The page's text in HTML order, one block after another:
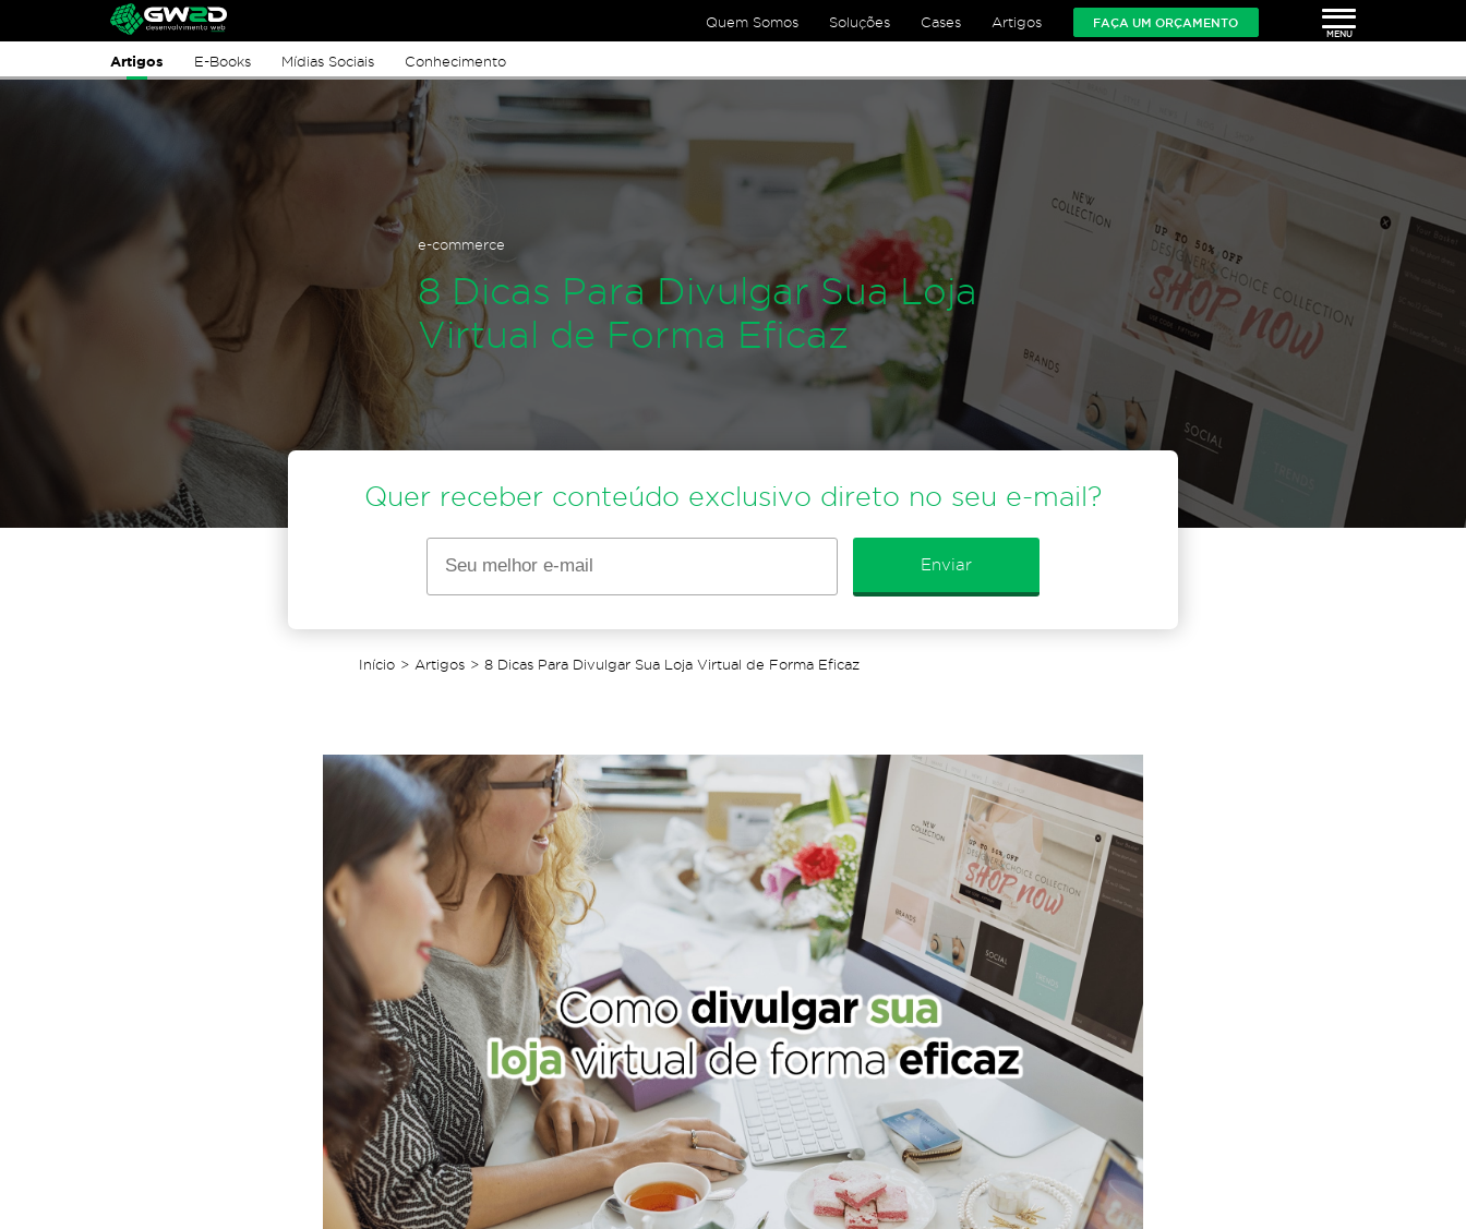
Quem Somos Soluções Cases Artigos FAÇA UM ORÇAMENTO
Artigos E-Books Mídias Sociais Conhecimento
e-commerce
8 Dicas Para Divulgar Sua Loja
Virtual de Forma Eficaz
Quer receber conteúdo exclusivo direto no seu e-mail?
Enviar
Início > Artigos > 8 Dicas Para Divulgar Sua Loja Virtual de Forma Eficaz